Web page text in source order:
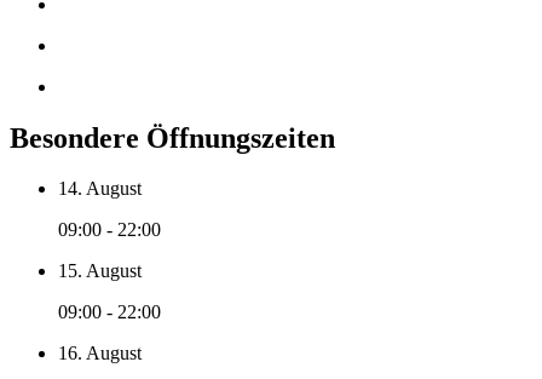
Besondere Öffnungszeiten
14. August
09:00 - 22:00
15. August
09:00 - 22:00
16. August